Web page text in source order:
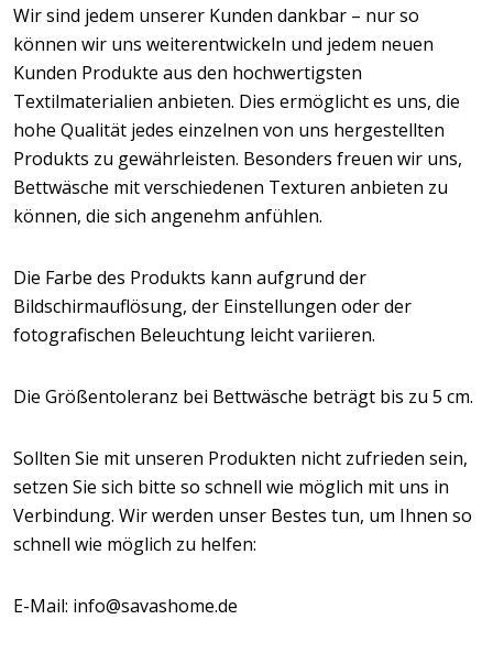
Wir sind jedem unserer Kunden dankbar – nur so
können wir uns weiterentwickeln und jedem neuen
Kunden Produkte aus den hochwertigsten
Textilmaterialien anbieten. Dies ermöglicht es uns, die
hohe Qualität jedes einzelnen von uns hergestellten
Produkts zu gewährleisten. Besonders freuen wir uns,
Bettwäsche mit verschiedenen Texturen anbieten zu
können, die sich angenehm anfühlen.
Die Farbe des Produkts kann aufgrund der
Bildschirmauflösung, der Einstellungen oder der
fotografischen Beleuchtung leicht variieren.
Die Größentoleranz bei Bettwäsche beträgt bis zu 5 cm.
Sollten Sie mit unseren Produkten nicht zufrieden sein,
setzen Sie sich bitte so schnell wie möglich mit uns in
Verbindung. Wir werden unser Bestes tun, um Ihnen so
schnell wie möglich zu helfen:
E-Mail: info@savashome.de